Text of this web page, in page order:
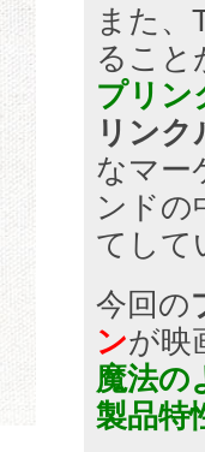
また、
ること
プリン
リンク
なマー
ンドの
てして
今回の
ンが映
魔法の
製品特